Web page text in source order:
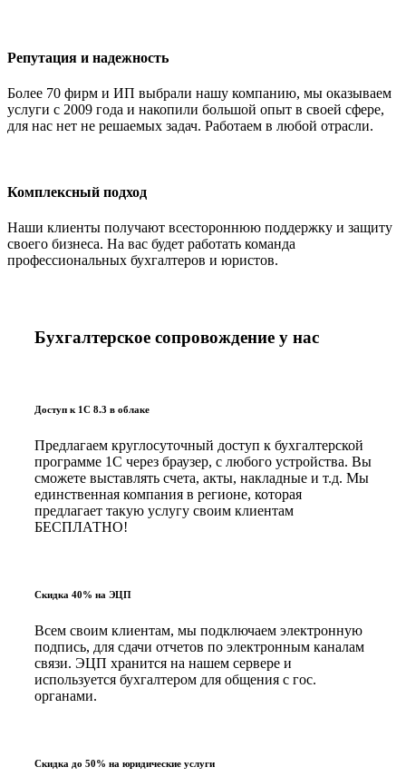
Репутация и надежность
Более 70 фирм и ИП выбрали нашу компанию, мы оказываем
услуги с 2009 года и накопили большой опыт в своей сфере,
для нас нет не решаемых задач. Работаем в любой отрасли.
Комплексный подход
Наши клиенты получают всестороннюю поддержку и защиту
своего бизнеса. На вас будет работать команда
профессиональных бухгалтеров и юристов.
Бухгалтерское сопровождение у нас
Доступ к 1С 8.3 в облаке
Предлагаем круглосуточный доступ к бухгалтерской
программе 1С через браузер, с любого устройства. Вы
сможете выставлять счета, акты, накладные и т.д. Мы
единственная компания в регионе, которая
предлагает такую услугу своим клиентам
БЕСПЛАТНО!
Скидка 40% на ЭЦП
Всем своим клиентам, мы подключаем электронную
подпись, для сдачи отчетов по электронным каналам
связи. ЭЦП хранится на нашем сервере и
используется бухгалтером для общения с гос.
органами.
Скидка до 50% на юридические услуги